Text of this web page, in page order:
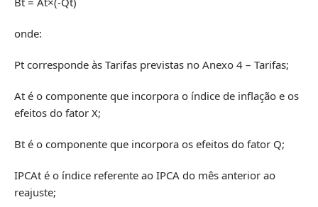
onde:
Pt corresponde às Tarifas previstas no Anexo 4 – Tarifas;
At é o componente que incorpora o índice de inflação e os
efeitos do fator X;
Bt é o componente que incorpora os efeitos do fator Q;
IPCAt é o índice referente ao IPCA do mês anterior ao
reajuste;